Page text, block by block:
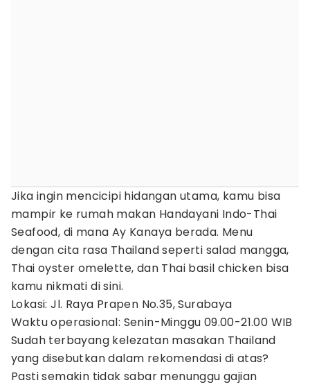
Jika ingin mencicipi hidangan utama, kamu bisa
mampir ke rumah makan Handayani Indo-Thai
Seafood, di mana Ay Kanaya berada. Menu
dengan cita rasa Thailand seperti salad mangga,
Thai oyster omelette, dan Thai basil chicken bisa
kamu nikmati di sini.
Lokasi: Jl. Raya Prapen No.35, Surabaya
Waktu operasional: Senin-Minggu 09.00-21.00 WIB
Sudah terbayang kelezatan masakan Thailand
yang disebutkan dalam rekomendasi di atas?
Pasti semakin tidak sabar menunggu gajian